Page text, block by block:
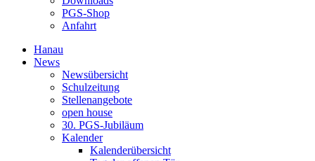
PGS-Shop
Anfahrt
Hanau
News
Newsübersicht
Schulzeitung
Stellenangebote
open house
30. PGS-Jubiläum
Kalender
Kalenderübersicht